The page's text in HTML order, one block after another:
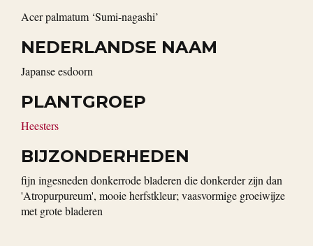
Acer palmatum ‘Sumi-nagashi’
NEDERLANDSE NAAM
Japanse esdoorn
PLANTGROEP
Heesters
BIJZONDERHEDEN
fijn ingesneden donkerrode bladeren die donkerder zijn dan
'Atropurpureum', mooie herfstkleur; vaasvormige groeiwijze
met grote bladeren